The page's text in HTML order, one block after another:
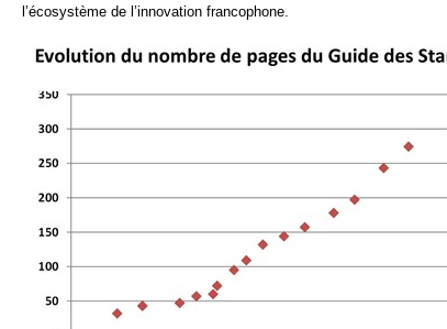
l’écosystème de l’innovation francophone.